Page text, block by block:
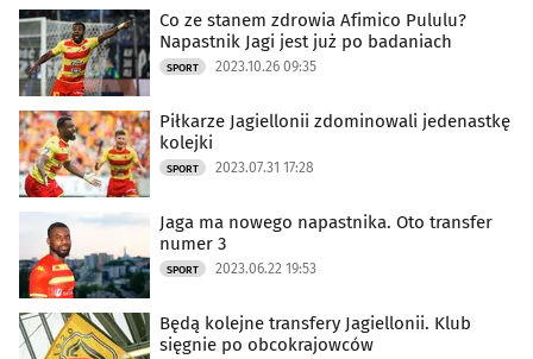
Co ze stanem zdrowia Afimico Pululu?
Napastnik Jagi jest już po badaniach
SPORT 2023.10.26 09:35
Piłkarze Jagiellonii zdominowali jedenastkę
kolejki
SPORT 2023.07.31 17:28
Jaga ma nowego napastnika. Oto transfer
numer 3
SPORT 2023.06.22 19:53
Będą kolejne transfery Jagiellonii. Klub
sięgnie po obcokrajowców